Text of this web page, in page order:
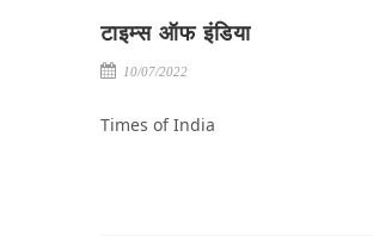
टाइम्स ऑफ इंडिया
10/07/2022
Times of India